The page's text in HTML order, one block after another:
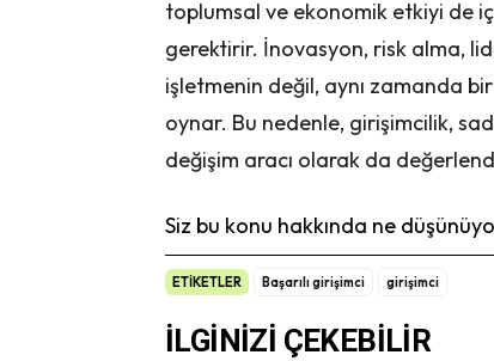
toplumsal ve ekonomik etkiyi de
gerektirir. İnovasyon, risk alma,
işletmenin değil, aynı zamanda
oynar. Bu nedenle, girişimcilik,
değişim aracı olarak da
Siz bu konu hakkında ne
ETİKETLER Başarılı girişimci girişimci